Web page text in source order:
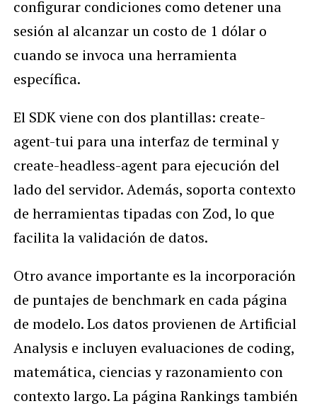
configurar condiciones como detener una
sesión al alcanzar un costo de 1 dólar o
cuando se invoca una herramienta
específica.
El SDK viene con dos plantillas: create-
agent-tui para una interfaz de terminal y
create-headless-agent para ejecución del
lado del servidor. Además, soporta contexto
de herramientas tipadas con Zod, lo que
facilita la validación de datos.
Otro avance importante es la incorporación
de puntajes de benchmark en cada página
de modelo. Los datos provienen de Artificial
Analysis e incluyen evaluaciones de coding,
matemática, ciencias y razonamiento con
contexto largo. La página Rankings también